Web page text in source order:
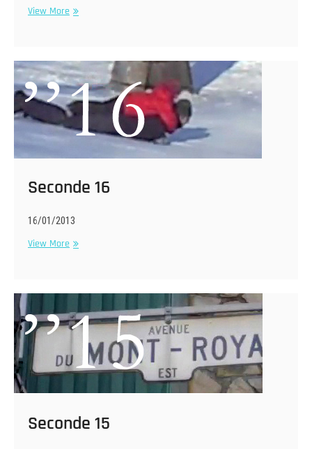
View MoreSeconde
Seconde 16
16/01/2013
View MoreSeconde
Seconde 15